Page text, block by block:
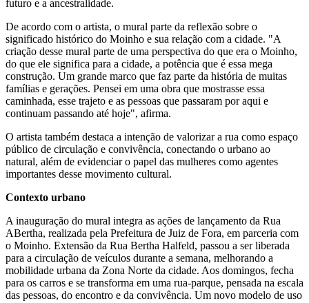
futuro e a ancestralidade.
De acordo com o artista, o mural parte da reflexão sobre o
significado histórico do Moinho e sua relação com a cidade. "A
criação desse mural parte de uma perspectiva do que era o Moinho,
do que ele significa para a cidade, a potência que é essa mega
construção. Um grande marco que faz parte da história de muitas
famílias e gerações. Pensei em uma obra que mostrasse essa
caminhada, esse trajeto e as pessoas que passaram por aqui e
continuam passando até hoje", afirma.
O artista também destaca a intenção de valorizar a rua como espaço
público de circulação e convivência, conectando o urbano ao
natural, além de evidenciar o papel das mulheres como agentes
importantes desse movimento cultural.
Contexto urbano
A inauguração do mural integra as ações de lançamento da Rua
ABertha, realizada pela Prefeitura de Juiz de Fora, em parceria com
o Moinho. Extensão da Rua Bertha Halfeld, passou a ser liberada
para a circulação de veículos durante a semana, melhorando a
mobilidade urbana da Zona Norte da cidade. Aos domingos, fecha
para os carros e se transforma em uma rua-parque, pensada na escala
das pessoas, do encontro e da convivência. Um novo modelo de uso